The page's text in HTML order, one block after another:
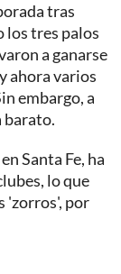
tras
los tres palos
a ganarse
ahora varios
embargo, a
barato.
Santa Fe, ha
lo que
'zorros', por